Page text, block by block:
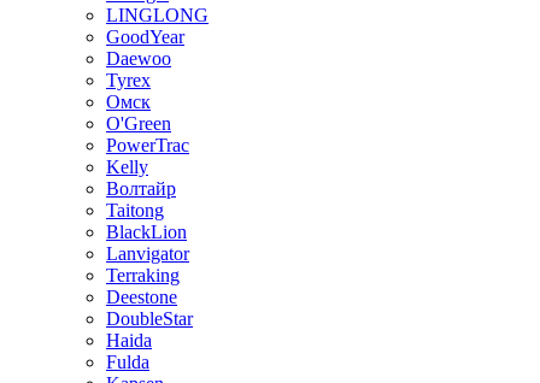
LINGLONG
GoodYear
Daewoo
Tyrex
Омск
O'Green
PowerTrac
Kelly
Волтайр
Taitong
BlackLion
Lanvigator
Terraking
Deestone
DoubleStar
Haida
Fulda